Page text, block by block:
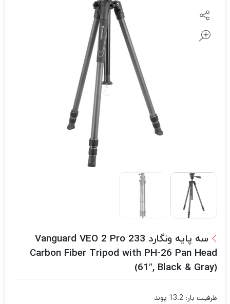
سه پایه ونگارد Vanguard VEO 2 Pro 233
Carbon Fiber Tripod with PH-26 Pan Head
(61″, Black & Gray)
ظرفیت بار: 13.2 پوند